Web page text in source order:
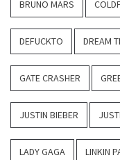
BRUNO MARS
DEFUCKTO DREAM
GATE CRASHER
JUSTIN BIEBER
LADY GAGA LINKIN